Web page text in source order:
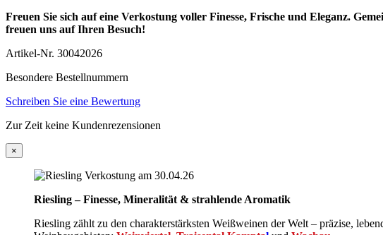
Freuen Sie sich auf eine Verkostung voller Finesse, Frische und Eleganz.
freuen uns auf Ihren Besuch!
Artikel-Nr. 30042026
Besondere Bestellnummern
Schreiben Sie eine Bewertung
Zur Zeit keine Kundenrezensionen
×
Riesling – Finesse, Mineralität & strahlende Aromatik
Riesling zählt zu den charakterstärksten Weißweinen der Welt – präzise,